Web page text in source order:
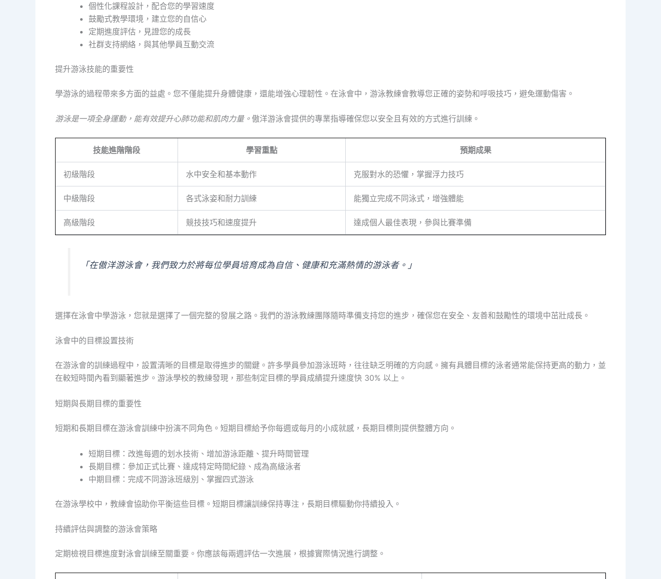
個性化課程設計，配合您的學習速度
鼓勵式教學環境，建立您的自信心
定期進度評估，見證您的成長
社群支持網絡，與其他學員互動交流
提升游泳技能的重要性
學游泳的過程帶來多方面的益處。您不僅能提升身體健康，還能增強心理韌性。在泳會中，游泳教練會教導您正確的姿勢和呼吸技巧，避免運動傷害。
游泳是一項全身運動，能有效提升心肺功能和肌肉力量。 傲洋游泳會提供的專業指導確保您以安全且有效的方式進行訓練。
技能進階階段 學習重點 預期成果
初級階段 水中安全和基本動作 克服對水的恐懼，掌握浮力技巧
中級階段 各式泳姿和耐力訓練 能獨立完成不同泳式，增強體能
高級階段 競技技巧和速度提升 達成個人最佳表現，參與比賽準備
「在傲洋游泳會，我們致力於將每位學員培育成為自信、健康和充滿熱情的游泳者。」
選擇在泳會中學游泳，您就是選擇了一個完整的發展之路。我們的游泳教練團隊隨時準備支持您的進步，確保您在安全、友善和鼓勵性的環境中茁壯成長。
泳會中的目標設置技術
在游泳會的訓練過程中，設置清晰的目標是取得進步的關鍵。許多學員參加游泳班時，往往缺乏明確的方向感。擁有具體目標的泳者通常能保持更高的動力，並
在較短時間內看到顯著進步。游泳學校的教練發現，那些制定目標的學員成績提升速度快 30% 以上。
短期與長期目標的重要性
短期和長期目標在游泳會訓練中扮演不同角色。短期目標給予你每週或每月的小成就感，長期目標則提供整體方向。
短期目標：改進每週的划水技術、增加游泳距離、提升時間管理
長期目標：參加正式比賽、達成特定時間紀錄、成為高級泳者
中期目標：完成不同游泳班級別、掌握四式游泳
在游泳學校中，教練會協助你平衡這些目標。短期目標讓訓練保持專注，長期目標驅動你持續投入。
持續評估與調整的游泳會策略
定期檢視目標進度對泳會訓練至關重要。你應該每兩週評估一次進展，根據實際情況進行調整。